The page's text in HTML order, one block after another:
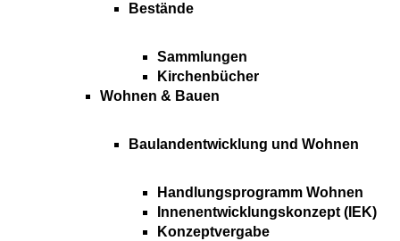
Bestände
Sammlungen
Kirchenbücher
Wohnen & Bauen
Baulandentwicklung und Wohnen
Handlungsprogramm Wohnen
Innenentwicklungskonzept (IEK)
Konzeptvergabe